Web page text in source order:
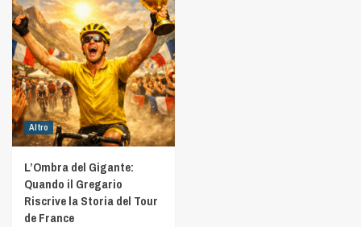
Altro
L’Ombra del Gigante:
Quando il Gregario
Riscrive la Storia del Tour
de France